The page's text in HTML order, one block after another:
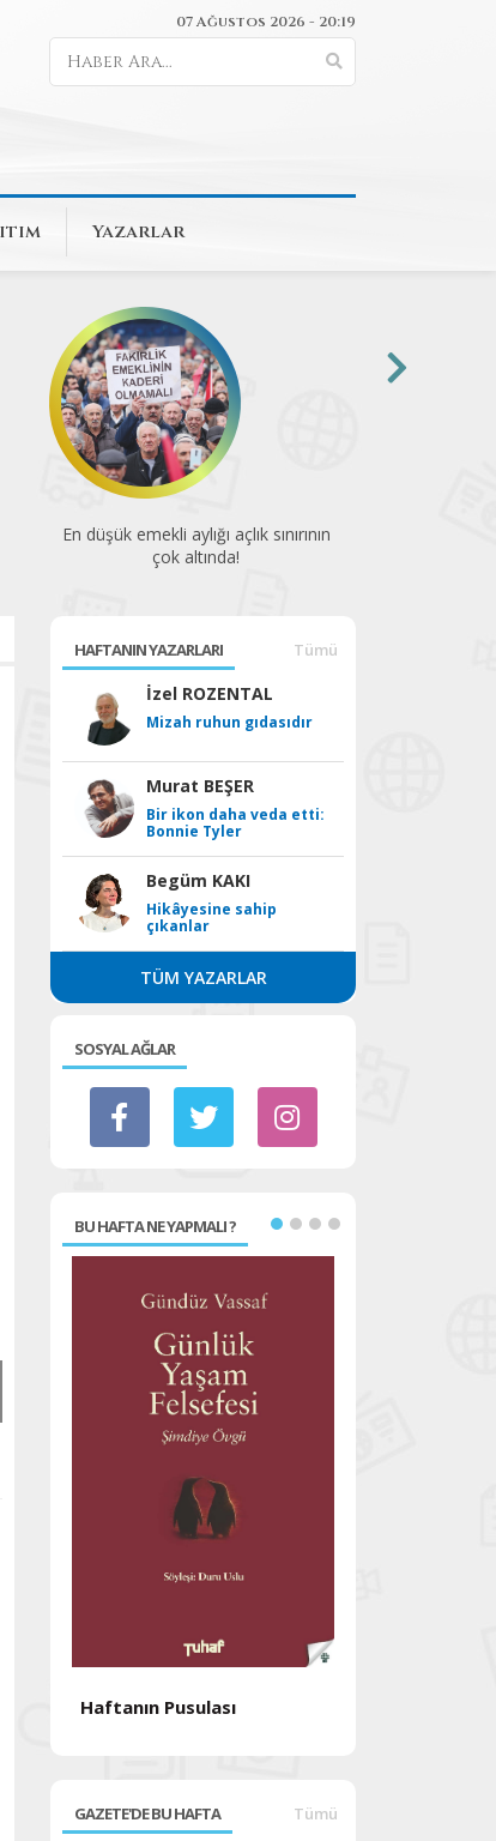
07 Ağustos 2026 - 20:19
Yazarlar
En düşük emekli aylığı açlık sınırının
çok altında!
HAFTANIN YAZARLARI Tümü
İzel ROZENTAL
Mizah ruhun gıdasıdır
Murat BEŞER
Bir ikon daha veda etti:
Bonnie Tyler
Begüm KAKI
Hikâyesine sahip
çıkanlar
TÜM YAZARLAR
SOSYAL AĞLAR
BU HAFTA NE YAPMALI ?
Haftanın Pusulası
GAZETE'DE BU HAFTA Tümü